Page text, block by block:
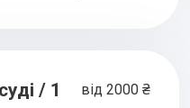
від 2000 ₴
/ 1